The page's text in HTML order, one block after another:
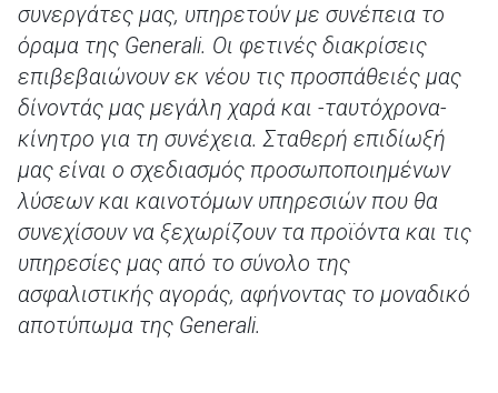
συνεργάτες μας, υπηρετούν με συνέπεια το
όραμα της Generali. Οι φετινές διακρίσεις
επιβεβαιώνουν εκ νέου τις προσπάθειές μας
δίνοντάς μας μεγάλη χαρά και -ταυτόχρονα-
κίνητρο για τη συνέχεια. Σταθερή επιδίωξή
μας είναι ο σχεδιασμός προσωποποιημένων
λύσεων και καινοτόμων υπηρεσιών που θα
συνεχίσουν να ξεχωρίζουν τα προϊόντα και τις
υπηρεσίες μας από το σύνολο της
ασφαλιστικής αγοράς, αφήνοντας το μοναδικό
αποτύπωμα της Generali.